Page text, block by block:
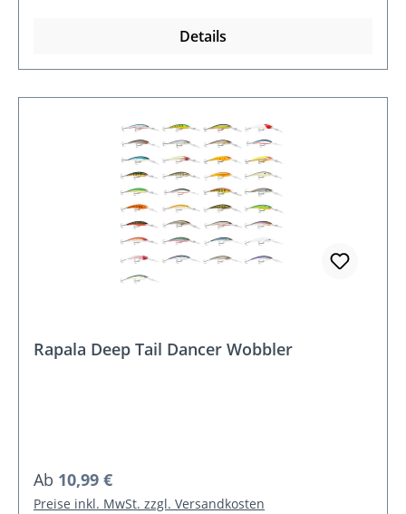
Details
Rapala Deep Tail Dancer Wobbler
Regulärer Preis:
Ab 10,99 €
Preise inkl. MwSt. zzgl. Versandkosten